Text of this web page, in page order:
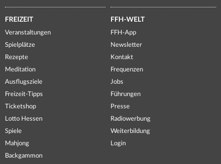
FREIZEIT
Veranstaltungen
Spielplätze
Rezepte
Meditation
Ausflugsziele
Freizeit-Tipps
Ticketshop
Lotto Hessen
Spiele
Mahjong
Backgammon
FFH-WELT
FFH-App
Newsletter
Kontakt
Frequenzen
Jobs
Führungen
Presse
Radiowerbung
Weiterbildung
Login